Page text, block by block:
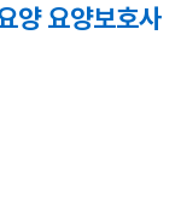
양 요양보호사